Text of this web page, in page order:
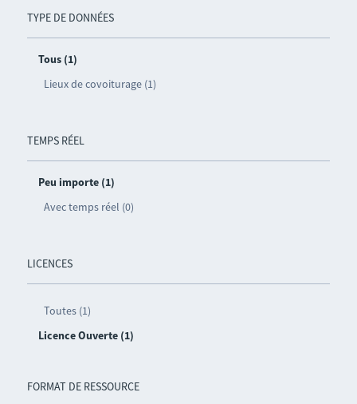
TYPE DE DONNÉES
Tous (1)
Lieux de covoiturage (1)
TEMPS RÉEL
Peu importe (1)
Avec temps réel (0)
LICENCES
Toutes (1)
Licence Ouverte (1)
FORMAT DE RESSOURCE